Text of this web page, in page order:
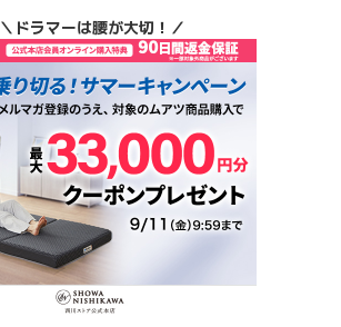
＼ドラマーは腰が大切！／